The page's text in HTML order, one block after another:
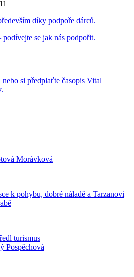
díky podpoře dárců.
se jak nás podpořit.
si předplaťte časopis Vital
Morávková
k pohybu, dobré náladě a Tarzanovi
turismus
Pospěchová